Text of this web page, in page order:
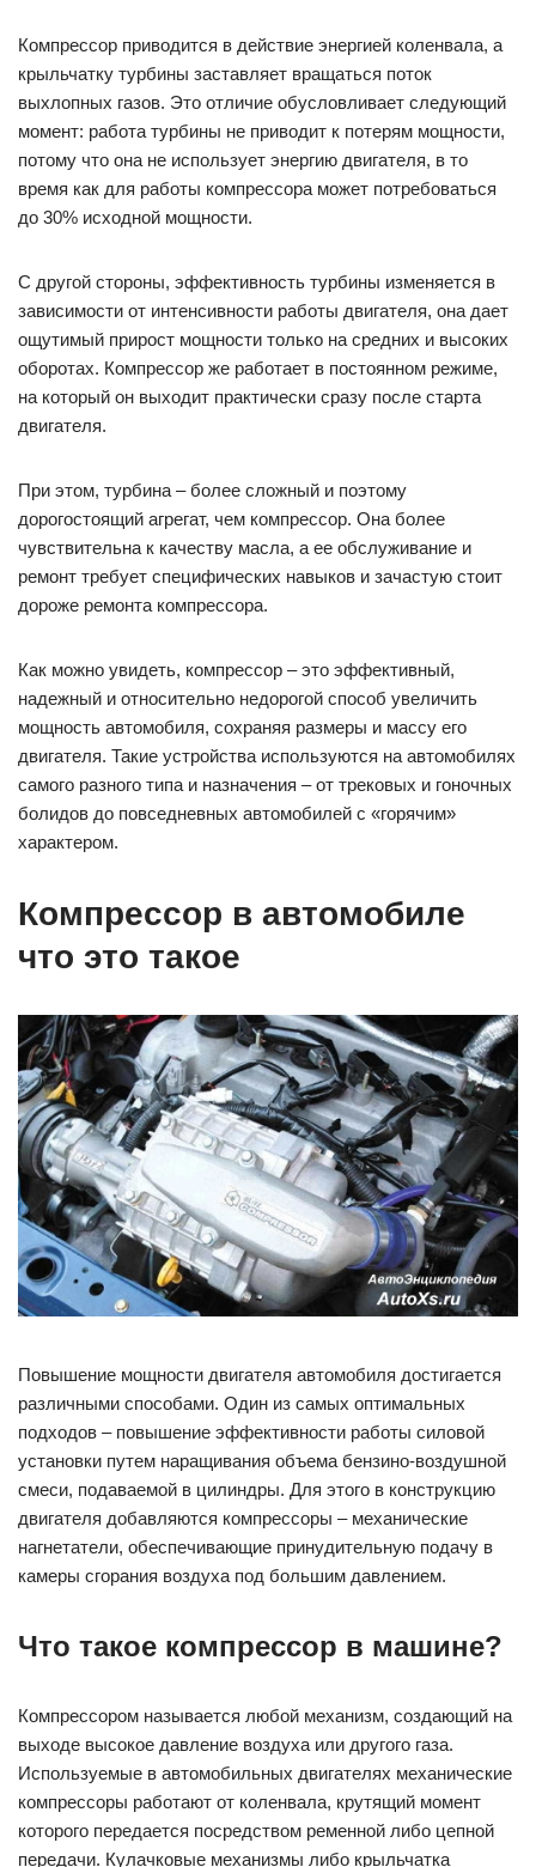
Компрессор приводится в действие энергией коленвала, а
крыльчатку турбины заставляет вращаться поток
выхлопных газов. Это отличие обусловливает следующий
момент: работа турбины не приводит к потерям мощности,
потому что она не использует энергию двигателя, в то
время как для работы компрессора может потребоваться
до 30% исходной мощности.
С другой стороны, эффективность турбины изменяется в
зависимости от интенсивности работы двигателя, она дает
ощутимый прирост мощности только на средних и высоких
оборотах. Компрессор же работает в постоянном режиме,
на который он выходит практически сразу после старта
двигателя.
При этом, турбина – более сложный и поэтому
дорогостоящий агрегат, чем компрессор. Она более
чувствительна к качеству масла, а ее обслуживание и
ремонт требует специфических навыков и зачастую стоит
дороже ремонта компрессора.
Как можно увидеть, компрессор – это эффективный,
надежный и относительно недорогой способ увеличить
мощность автомобиля, сохраняя размеры и массу его
двигателя. Такие устройства используются на автомобилях
самого разного типа и назначения – от трековых и гоночных
болидов до повседневных автомобилей с «горячим»
характером.
Компрессор в автомобиле
что это такое
Повышение мощности двигателя автомобиля достигается
различными способами. Один из самых оптимальных
подходов – повышение эффективности работы силовой
установки путем наращивания объема бензино-воздушной
смеси, подаваемой в цилиндры. Для этого в конструкцию
двигателя добавляются компрессоры – механические
нагнетатели, обеспечивающие принудительную подачу в
камеры сгорания воздуха под большим давлением.
Что такое компрессор в машине?
Компрессором называется любой механизм, создающий на
выходе высокое давление воздуха или другого газа.
Используемые в автомобильных двигателях механические
компрессоры работают от коленвала, крутящий момент
которого передается посредством ременной либо цепной
передачи. Кулачковые механизмы либо крыльчатка